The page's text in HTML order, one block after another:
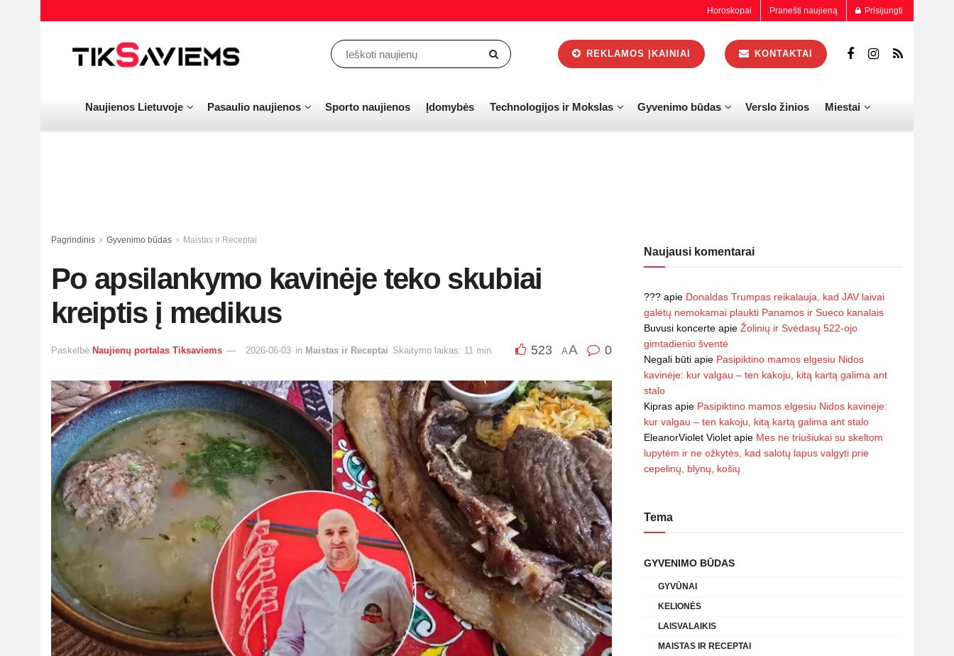
Horoskopai Pranešti naujieną Prisijungti
REKLAMOS ĮKAINIAI KONTAKTAI
Naujienos Lietuvoje Pasaulio naujienos Sporto naujienos Įdomybės Technologijos ir Mokslas Gyvenimo būdas Verslo žinios Miestai
Pagrindinis Gyvenimo būdas Maistas ir Receptai
Po apsilankymo kavinėje teko skubiai
kreiptis į medikus
Paskelbė Naujienų portalas Tiksaviems 2026-06-03 in Maistas ir Receptai Skaitymo laikas: 11 min. 523 AA 0
Naujausi komentarai
??? apie Donaldas Trumpas reikalauja, kad JAV laivai
galėtų nemokamai plaukti Panamos ir Sueco kanalais
Buvusi koncerte apie Žolinių ir Svėdasų 522-ojo
gimtadienio šventė
Negali būti apie Pasipiktino mamos elgesiu Nidos
kavinėje: kur valgau – ten kakoju, kitą kartą galima ant
stalo
Kipras apie Pasipiktino mamos elgesiu Nidos kavinėje:
kur valgau – ten kakoju, kitą kartą galima ant stalo
EleanorViolet Violet apie Mes ne triušiukai su skeltom
lupytėm ir ne ožkytės, kad salotų lapus valgyti prie
cepelinų, blynų, košių
Tema
GYVENIMO BŪDAS
GYVŪNAI
KELIONĖS
LAISVALAIKIS
MAISTAS IR RECEPTAI